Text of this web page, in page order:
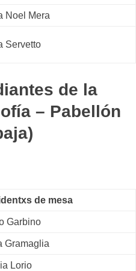
Noel Mera
Servetto
de la
– Pabellón
de mesa
Garbino
Gramaglia
Lorio